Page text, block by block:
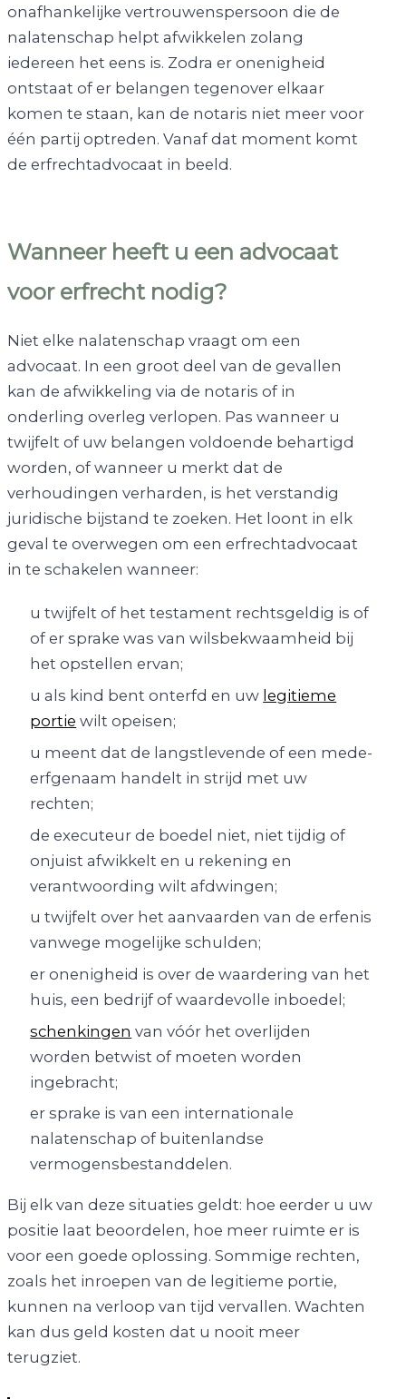
onafhankelijke vertrouwenspersoon die de
nalatenschap helpt afwikkelen zolang
iedereen het eens is. Zodra er onenigheid
ontstaat of er belangen tegenover elkaar
komen te staan, kan de notaris niet meer voor
één partij optreden. Vanaf dat moment komt
de erfrechtadvocaat in beeld.
Wanneer heeft u een advocaat
voor erfrecht nodig?
Niet elke nalatenschap vraagt om een
advocaat. In een groot deel van de gevallen
kan de afwikkeling via de notaris of in
onderling overleg verlopen. Pas wanneer u
twijfelt of uw belangen voldoende behartigd
worden, of wanneer u merkt dat de
verhoudingen verharden, is het verstandig
juridische bijstand te zoeken. Het loont in elk
geval te overwegen om een erfrechtadvocaat
in te schakelen wanneer:
u twijfelt of het testament rechtsgeldig is of
of er sprake was van wilsbekwaamheid bij
het opstellen ervan;
u als kind bent onterfd en uw legitieme
portie wilt opeisen;
u meent dat de langstlevende of een mede-
erfgenaam handelt in strijd met uw
rechten;
de executeur de boedel niet, niet tijdig of
onjuist afwikkelt en u rekening en
verantwoording wilt afdwingen;
u twijfelt over het aanvaarden van de erfenis
vanwege mogelijke schulden;
er onenigheid is over de waardering van het
huis, een bedrijf of waardevolle inboedel;
schenkingen van vóór het overlijden
worden betwist of moeten worden
ingebracht;
er sprake is van een internationale
nalatenschap of buitenlandse
vermogensbestanddelen.
Bij elk van deze situaties geldt: hoe eerder u uw
positie laat beoordelen, hoe meer ruimte er is
voor een goede oplossing. Sommige rechten,
zoals het inroepen van de legitieme portie,
kunnen na verloop van tijd vervallen. Wachten
kan dus geld kosten dat u nooit meer
terugziet.